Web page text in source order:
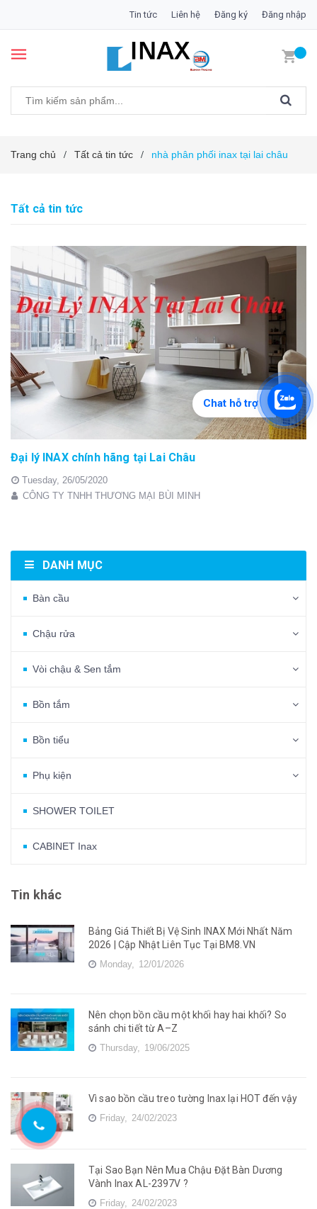
Tin tức Liên hệ Đăng ký Đăng nhập
Trang chủ / Tất cả tin tức / nhà phân phối inax tại lai châu
Tất cả tin tức
Đại lý INAX chính hãng tại Lai Châu
Tuesday, 26/05/2020
CÔNG TY TNHH THƯƠNG MẠI BÙI MINH
DANH MỤC
Bàn cầu
Chậu rửa
Vòi chậu & Sen tắm
Bồn tắm
Bồn tiểu
Phụ kiện
SHOWER TOILET
CABINET Inax
Tin khác
Bảng Giá Thiết Bị Vệ Sinh INAX Mới Nhất Năm
2026 | Cập Nhật Liên Tục Tại BM8.VN
Monday, 12/01/2026
Nên chọn bồn cầu một khối hay hai khối? So
sánh chi tiết từ A–Z
Thursday, 19/06/2025
Vì sao bồn cầu treo tường Inax lại HOT đến vậy
Friday, 24/02/2023
Tại Sao Bạn Nên Mua Chậu Đặt Bàn Dương
Vành Inax AL-2397V ?
Friday, 24/02/2023
Chat hỗ trợ